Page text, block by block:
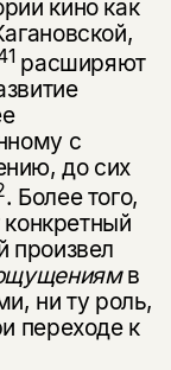
кино как
расширяют
с
до сих
. Более того,
конкретный
произвел
в
ни ту роль,
переходе к